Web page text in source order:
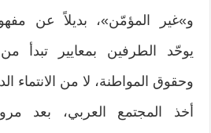
و»غير المؤمّن»، بديلاً عن
يوحّد الطرفين بمعايير تبدأ
وحقوق المواطنة، لا من الانتماء
أخذ المجتمع العربي، بعد